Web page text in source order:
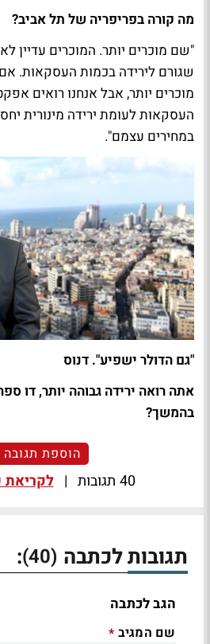
מה קורה בפריפריה של תל אביב?
"שם מוכרים יותר. המוכרים עדיין
שגורם לירידה בכמות העסקאות. אם
מוכרים יותר, אבל אנחנו רואים
העסקאות לעומת ירידה מינורית
במחירים עצמם".
"גם הדולר ישפיע". דנוס
אתה רואה ירידה גבוהה יותר, דו
בהמשך?
הוספת תגובה
40 תגובות | לקריאת
תגובות לכתבה (40)
:
הגב לכתבה
שם המגיב *